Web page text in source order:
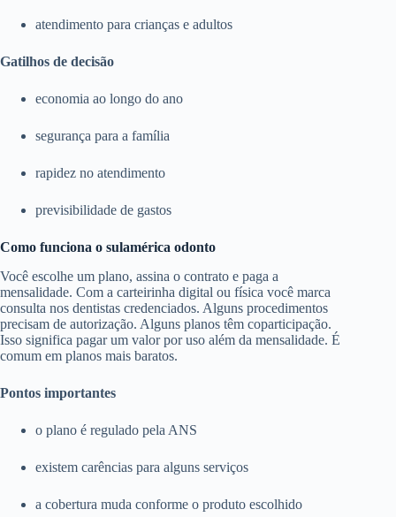
atendimento para crianças e adultos
Gatilhos de decisão
economia ao longo do ano
segurança para a família
rapidez no atendimento
previsibilidade de gastos
Como funciona o sulamérica odonto
Você escolhe um plano, assina o contrato e paga a
mensalidade. Com a carteirinha digital ou física você marca
consulta nos dentistas credenciados. Alguns procedimentos
precisam de autorização. Alguns planos têm coparticipação.
Isso significa pagar um valor por uso além da mensalidade. É
comum em planos mais baratos.
Pontos importantes
o plano é regulado pela ANS
existem carências para alguns serviços
a cobertura muda conforme o produto escolhido